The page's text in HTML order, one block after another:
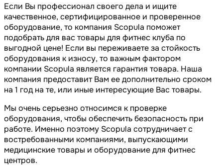
Если Вы профессионал своего дела и ищите
качественное, сертифицированное и проверенное
оборудование, то компания Scopula поможет
подобрать для вас товары для фитнес клуба по
выгодной цене! Если вы переживаете за стойкость
оборудования к износу, то важным фактором
компании Scopula является гарантия товара. Наша
компания предоставит Вам ее дополнительно сроком
на 1 год на те, или иные интересующие Вас товары.
Мы очень серьезно относимся к проверке
оборудования, чтобы обеспечить безопасность при
работе. Именно поэтому Scopula сотрудничает с
востребованными компаниями, выпускающими
медицинские товары и оборудование для фитнес
центров.